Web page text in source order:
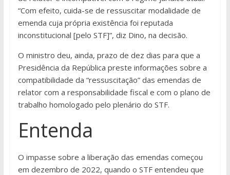
“Com efeito, cuida-se de ressuscitar modalidade de
emenda cuja própria existência foi reputada
inconstitucional [pelo STF]”, diz Dino, na decisão.
O ministro deu, ainda, prazo de dez dias para que a
Presidência da República preste informações sobre a
compatibilidade da “ressuscitação” das emendas de
relator com a responsabilidade fiscal e com o plano de
trabalho homologado pelo plenário do STF.
Entenda
O impasse sobre a liberação das emendas começou
em dezembro de 2022, quando o STF entendeu que